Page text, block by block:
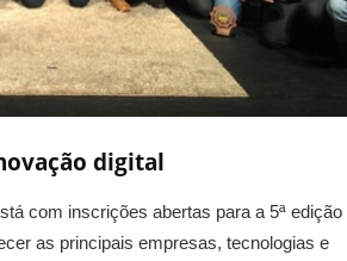
digital
com inscrições abertas para a 5ª edição
as principais empresas, tecnologias e